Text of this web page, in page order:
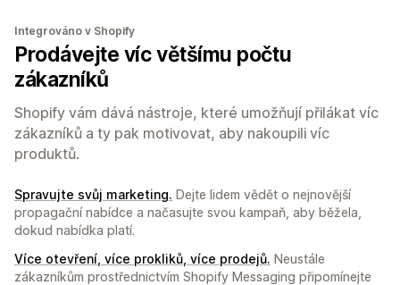
Integrováno v Shopify
Prodávejte víc většímu počtu
zákazníků
Shopify vám dává nástroje, které umožňují přilákat víc
zákazníků a ty pak motivovat, aby nakoupili víc
produktů.
Spravujte svůj marketing. Dejte lidem vědět o nejnovější
propagační nabídce a načasujte svou kampaň, aby běžela,
dokud nabídka platí.
Více otevření, více prokliků, více prodejů. Neustále
zákazníkům prostřednictvím Shopify Messaging připomínejte